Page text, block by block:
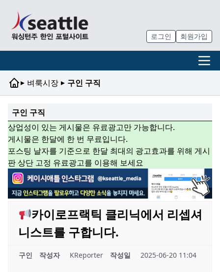
로그인 회원가입
▸ 벼룩시장 ▸ 구인 구직
구인 구직
상업성이 있는 게시물은 유료광고만 가능합니다.
게시물은 한달에 한 번 무료입니다.
포스팅 날자를 기준으로 한달 최대의 광고효과를 위해 게시
판 상단 고정 유료광고를 이용해 보세요
카이로프랙틱 클리닉에서 리셉셔
니스트를 구합니다.
구인 작성자 KReporter 작성일 2025-06-20 11:04